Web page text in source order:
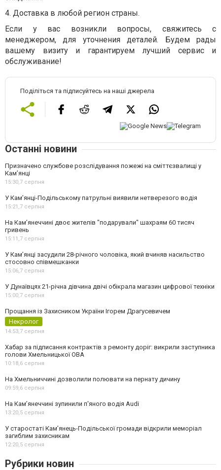
4. Доставка в любой регион страны.
Если у вас возникли вопросы, свяжитесь с
менеджером, для уточнения деталей. Будем рады
вашему визиту и гарантируем лучший сервис и
обслуживание!
Поділіться та підписуйтесь на наші джерела
Останні новини
Призначено службове розслідування пожежі на сміттєзвалищі у
Кам’янці
15:30,7 серпня
У Кам’янці-Подільському патрульні виявили нетверезого водія
15:21,7 серпня
На Камʼянеччині двоє жителів "подарували" шахраям 60 тисяч
гривень
15:11,7 серпня
У Камʼянці засудили 28-річного чоловіка, який вчиняв насильство
стосовно співмешканки
15:06,7 серпня
У Дунаївцях 21-річна дівчина двічі обікрала магазин цифрової техніки
15:00,7 серпня
Прощання із Захисником України Ігорем Драгусевичем
Некролог
14:53,7 серпня
Хабар за підписання контрактів з ремонту доріг: викрили заступника
голови Хмельницької ОВА
10:18,6 серпня
На Хмельниччині дозволили полювати на пернату дичину
09:59,6 серпня
На Камʼянеччині зупинили п'яного водія Audi
13:20,5 серпня
У старостаті Кам’янець-Подільської громади відкрили меморіал
загиблим захисникам
12:20,5 серпня
Рубрики новин